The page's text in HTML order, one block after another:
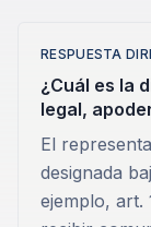
RESPUESTA
¿Cuál es la
legal,
El
designada
ejemplo, art.